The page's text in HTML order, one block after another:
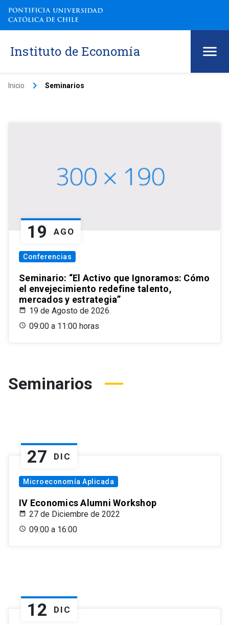
Instituto de Economía
Inicio keyboard_arrow_right Seminarios
19 AGO
Conferencias
Seminario: “El Activo que Ignoramos: Cómo
el envejecimiento redefine talento,
mercados y estrategia”
19 de Agosto de 2026
09:00 a 11:00 horas
Seminarios
27 DIC
Microeconomía Aplicada
IV Economics Alumni Workshop
27 de Diciembre de 2022
09:00 a 16:00
12 DIC